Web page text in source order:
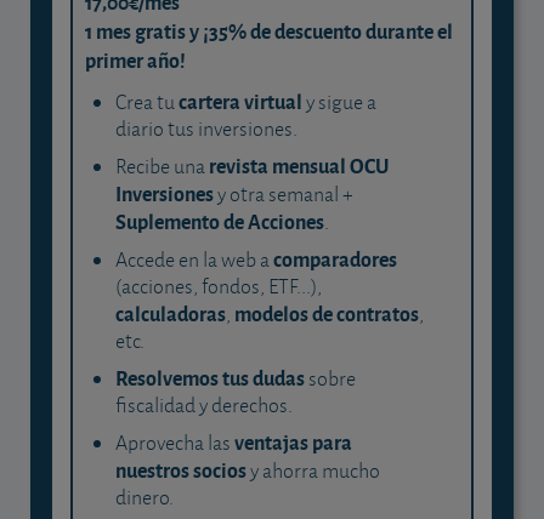
1 mes gratis y ¡35% de descuento durante el
primer año!
Crea tucartera virtualy sigue a
diario tus inversiones.
Recibe unarevista mensual OCU
Inversionesy otra semanal +
Suplemento de Acciones.
Accede en la web acomparadores
(acciones, fondos, ETF...),
calculadoras, modelos de contratos,
etc.
Resolvemos tus dudassobre
fiscalidad y derechos.
Aprovecha lasventajas para
nuestros sociosy ahorra mucho
dinero.